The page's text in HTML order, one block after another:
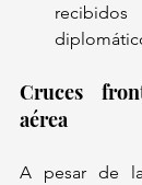
Cruces
aérea
A pesar de